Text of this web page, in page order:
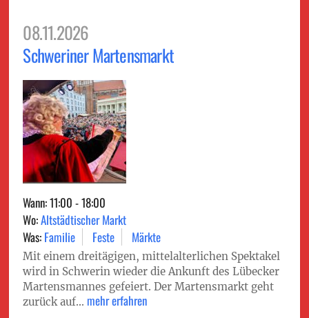
08.11.2026
Schweriner Martensmarkt
Wann: 11:00 - 18:00
Wo:Altstädtischer Markt
Was: Familie Feste Märkte
Mit einem dreitägigen, mittelalterlichen Spektakel
wird in Schwerin wieder die Ankunft des Lübecker
Martensmannes gefeiert. Der Martensmarkt geht
zurück auf... mehr erfahren